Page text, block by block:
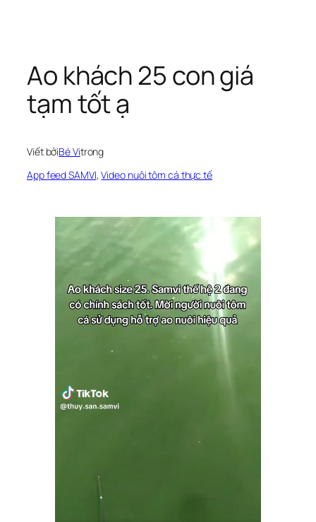
phần
dung
Ao khách 25 con giá
tạm tốt ạ
Viết bởiBé Vitrong
App feed SAMVI, Video nuôi tôm cá thực tế